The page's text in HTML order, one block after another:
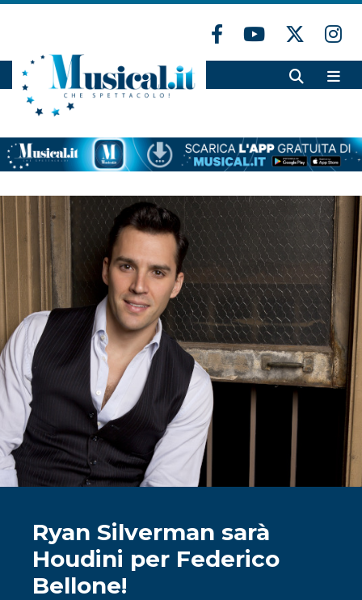
Ryan Silverman sarà
Houdini per Federico
Bellone!